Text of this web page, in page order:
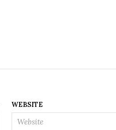
WEBSITE